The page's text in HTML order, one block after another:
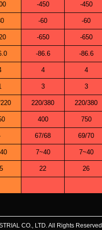
-450 -450
-60 -60
-650 -650
-86.6 -86.6
4 4
3 3
220/380 220/380
400 750
67/68 69/70
7~40 7~40
22 26
CO., LTD. All Rights